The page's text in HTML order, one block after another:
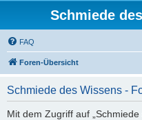
Schmiede
FAQ
Foren-Übersicht
Schmiede des Wissens -
Mit dem Zugriff auf